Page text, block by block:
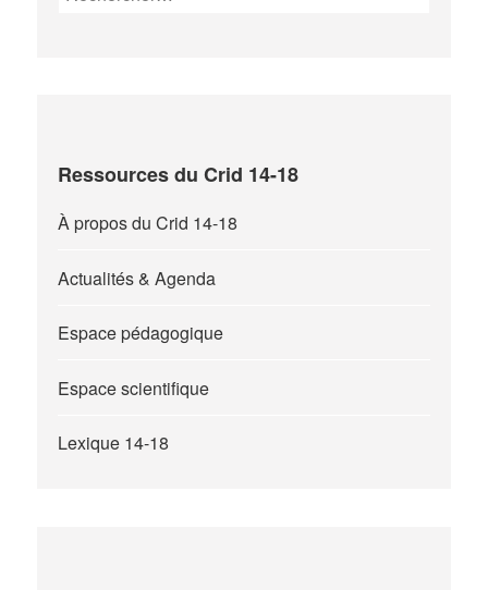
Ressources du Crid 14-18
À propos du Crid 14-18
Actualités & Agenda
Espace pédagogique
Espace scientifique
Lexique 14-18